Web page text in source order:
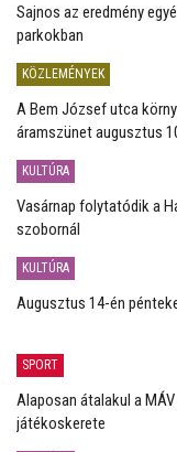
Sajnos az eredmény
parkokban
KÖZLEMÉNYEK
A Bem József utca
áramszünet augusztus
KULTÚRA
Vasárnap folytatódik a
szobornál
KULTÚRA
Augusztus 14-én
SPORT
Alaposan átalakul a
játékoskerete